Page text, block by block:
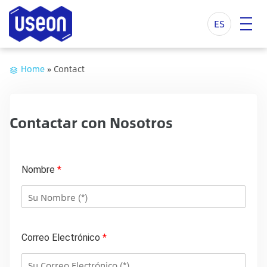
ES
Home» Contact
Contactar con Nosotros
Nombre *
Correo Electrónico *